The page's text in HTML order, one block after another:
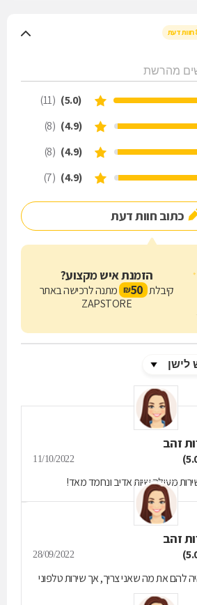
מהרשת
(5.0)
(11)
(4.9)
(8)
(4.9)
(8)
(4.9)
(7)
כתוב חוות דעת
הזמנת איש מקצוע?
קיבלת 50
₪ מתנה לרכישה באתר
ZAPSTORE
זהב
11/10/2022
מעולה שיות אדיב ונחמד מאד!
זהב
28/09/2022
להם את מה שאני צריך, אך שירות טלפוני